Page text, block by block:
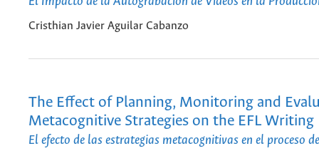
Cristhian Javier Aguilar Cabanzo
The Effect of Planning, Monitoring and
Metacognitive Strategies on the EFL Writing
El efecto de las estrategias metacognitivas en el proceso